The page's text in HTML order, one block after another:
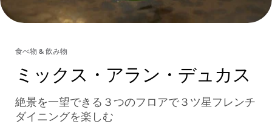
食べ物 & 飲み物
ミックス・アラン・デュカス
絶景を一望できる３つのフロアで３ツ星フレンチ
ダイニングを楽しむ